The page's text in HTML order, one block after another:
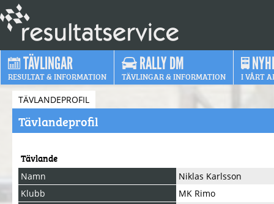
TÄVLINGAR
RESULTAT & INFORMATION
RALLY DM
TÄVLINGAR & INFORMATION I VÅRT
TÄVLANDEPROFIL
Tävlandeprofil
Tävlande
Namn
Niklas Karlsson
Klubb
MK Rimo